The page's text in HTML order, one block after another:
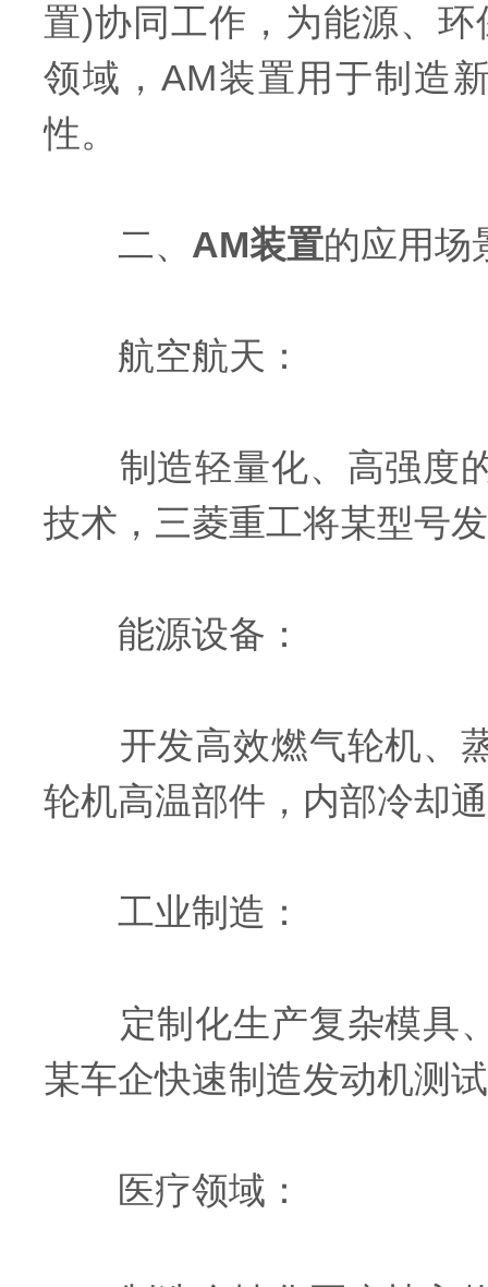
置)协同工作，为能源、
领域，AM装置用于制造
性。
二、 AM装置的应用场
航空航天：
制造轻量化、高强度的
技术，三菱重工将某型号
能源设备：
开发高效燃气轮机、蒸
轮机高温部件，内部冷却
工业制造：
定制化生产复杂模具、
某车企快速制造发动机测
医疗领域：